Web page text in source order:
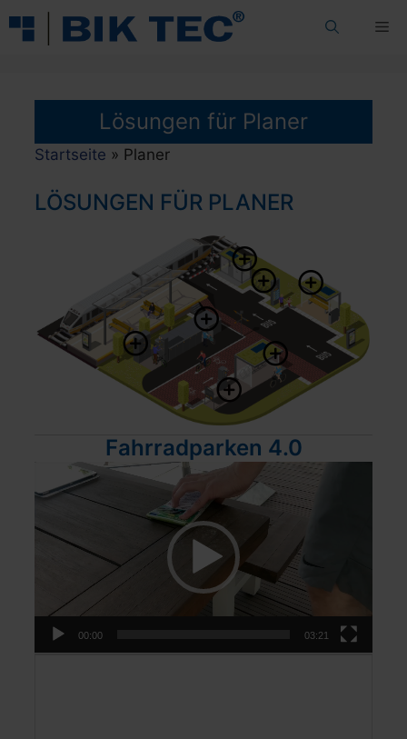
Inhalt
Lösungen für Planer
Startseite » Planer
LÖSUNGEN FÜR PLANER
Fahrradparken 4.0
Video-
Player
00:00 03:21